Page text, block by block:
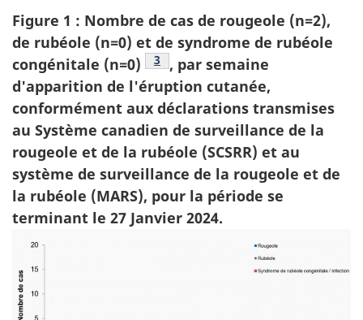
Figure 1 : Nombre de cas de rougeole (n=2),
de rubéole (n=0) et de syndrome de rubéole
congénitale (n=0)
Note de bas de page
3
, par semaine
d'apparition de l'éruption cutanée,
conformément aux déclarations transmises
au Système canadien de surveillance de la
rougeole et de la rubéole (SCSRR) et au
système de surveillance de la rougeole et de
la rubéole (MARS), pour la période se
terminant le 27 Janvier 2024.